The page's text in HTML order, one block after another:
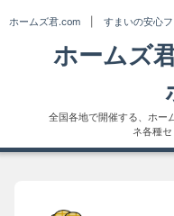
to
ホームズ君.com すまいの安心
ホームズ
全国各地で開催する、ホー
ネ各種